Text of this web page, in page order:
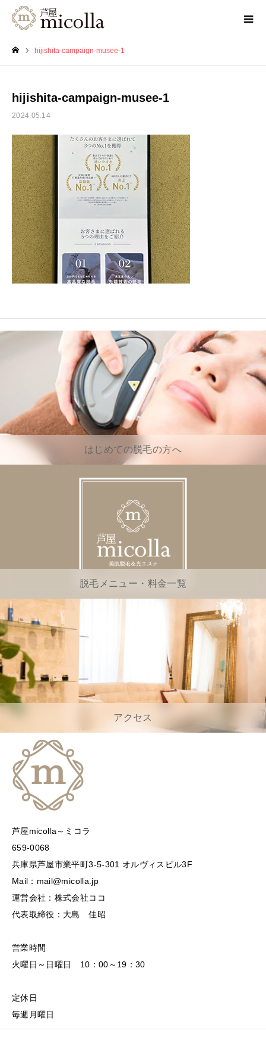
hijishita-campaign-musee-1
hijishita-campaign-musee-1
2024.05.14
はじめての脱毛の方へ
脱毛メニュー・料金一覧
アクセス
芦屋micolla～ミコラ
659-0068
兵庫県芦屋市業平町3-5-301 オルヴィスビル3F
Mail：mail@micolla.jp
運営会社：株式会社ココ
代表取締役：大島 佳昭
営業時間
火曜日～日曜日 10：00～19：30
定休日
毎週月曜日